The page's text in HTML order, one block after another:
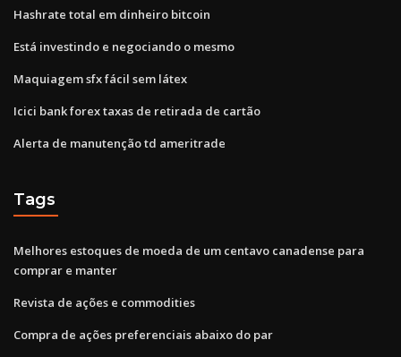
Hashrate total em dinheiro bitcoin
Está investindo e negociando o mesmo
Maquiagem sfx fácil sem látex
Icici bank forex taxas de retirada de cartão
Alerta de manutenção td ameritrade
Tags
Melhores estoques de moeda de um centavo canadense para
comprar e manter
Revista de ações e commodities
Compra de ações preferenciais abaixo do par